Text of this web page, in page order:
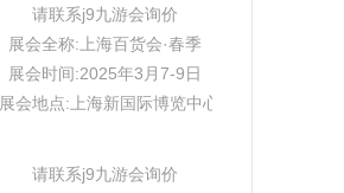
请联系j9九游会询价
展会全称:上海百货会·春季
展会时间:2025年3月7-9日
展会地点:上海新国际博览中心w1-w5
请联系j9九游会询价